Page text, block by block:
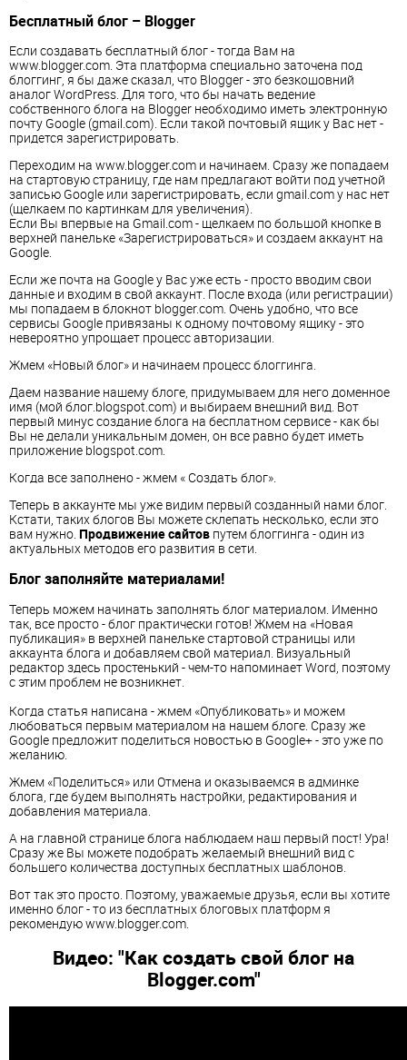
Бесплатный блог – Blogger
Если создавать бесплатный блог - тогда Вам на
www.blogger.com. Эта платформа специально заточена под
блоггинг, я бы даже сказал, что Blogger - это безкошовний
аналог WordPress. Для того, что бы начать ведение
собственного блога на Blogger необходимо иметь электронную
почту Google (gmail.com). Если такой почтовый ящик у Вас нет -
придется зарегистрировать.
Переходим на www.blogger.com и начинаем. Сразу же попадаем
на стартовую страницу, где нам предлагают войти под учетной
записью Google или зарегистрировать, если gmail.com у нас нет
(щелкаем по картинкам для увеличения).
Если Вы впервые на Gmail.com - щелкаем по большой кнопке в
верхней панельке «Зарегистрироваться» и создаем аккаунт на
Google.
Если же почта на Google у Вас уже есть - просто вводим свои
данные и входим в свой аккаунт. После входа (или регистрации)
мы попадаем в блокнот blogger.com. Очень удобно, что все
сервисы Google привязаны к одному почтовому ящику - это
невероятно упрощает процесс авторизации.
Жмем «Новый блог» и начинаем процесс блоггинга.
Даем название нашему блоге, придумываем для него доменное
имя (мой блог.blogspot.com) и выбираем внешний вид. Вот
первый минус создание блога на бесплатном сервисе - как бы
Вы не делали уникальным домен, он все равно будет иметь
приложение blogspot.com.
Когда все заполнено - жмем « Создать блог».
Теперь в аккаунте мы уже видим первый созданный нами блог.
Кстати, таких блогов Вы можете склепать несколько, если это
вам нужно. Продвижение сайтов путем блоггинга - один из
актуальных методов его развития в сети.
Блог заполняйте материалами!
Теперь можем начинать заполнять блог материалом. Именно
так, все просто - блог практически готов! Жмем на «Новая
публикация» в верхней панельке стартовой страницы или
аккаунта блога и добавляем свой материал. Визуальный
редактор здесь простенький - чем-то напоминает Word, поэтому
с этим проблем не возникнет.
Когда статья написана - жмем «Опубликовать» и можем
любоваться первым материалом на нашем блоге. Сразу же
Google предложит поделиться новостью в Google+ - это уже по
желанию.
Жмем «Поделиться» или Отмена и оказываемся в админке
блога, где будем выполнять настройки, редактирования и
добавления материала.
А на главной странице блога наблюдаем наш первый пост! Ура!
Сразу же Вы можете подобрать желаемый внешний вид с
большего количества доступных бесплатных шаблонов.
Вот так это просто. Поэтому, уважаемые друзья, если вы хотите
именно блог - то из бесплатных блоговых платформ я
рекомендую www.blogger.com.
Видео: "Как создать свой блог на
Blogger.com"